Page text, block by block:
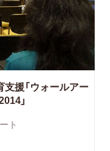
援「ウォールアー
」
ト